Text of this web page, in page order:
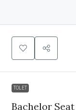
TOLET
Bachelor